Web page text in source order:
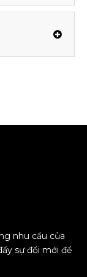
nhu cầu của
sự đổi mới để